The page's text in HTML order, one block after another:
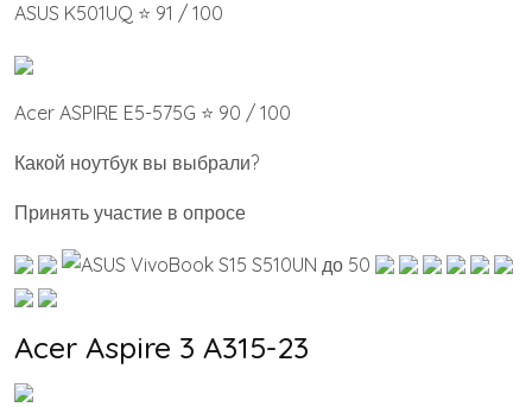
ASUS K501UQ ⭐ 91 / 100
Acer ASPIRE E5-575G ⭐ 90 / 100
Какой ноутбук вы выбрали?
Принять участие в опросе
Acer Aspire 3 A315-23